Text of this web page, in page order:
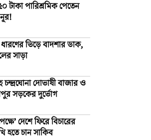
টাকা পারিশ্রমিক পেতেন
নূর!
ভিড়ে বাদশার ডাক,
সাড়া
চন্দ্রঘোনা দোভাষী বাজার ও
সড়কের দুর্ভোগ
দেশে ফিরে বিচারের
হতে চান সাকিব